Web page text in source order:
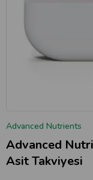
Advanced Nutrients
Advanced
Asit Takviyesi